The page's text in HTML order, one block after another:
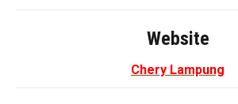
Website
Chery Lampung